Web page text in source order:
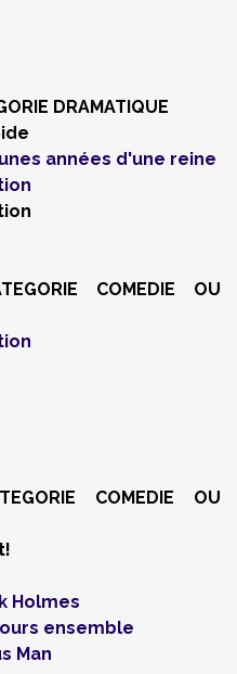
DRAMATIQUE
années d'une reine
COMEDIE OU
COMEDIE OU
Holmes
ensemble
Man